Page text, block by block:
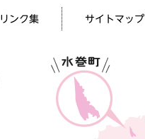
リンク集 サイトマップ